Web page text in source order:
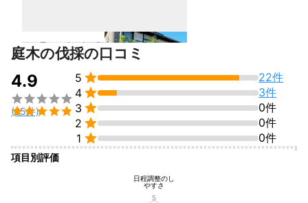
庭木の伐採の口コミ
4.9


(25件)
5 
22件
4 
3件
3 
0件
2 
0件
1  0件
項目別評価
日程調整のし
やすさ
5